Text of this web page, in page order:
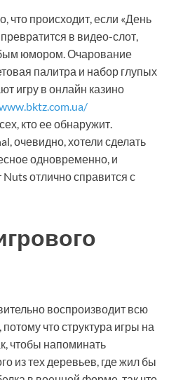
что происходит, если «День
в видео-слот,
юмором. Очарование
палитра и набор глупых
игру в онлайн казино
кто ее обнаружит.
очевидно, хотели сделать
одновременно, и
отлично справится с
воспроизводит всю
что структура игры на
чтобы напоминать
из тех деревьев, где жил бы